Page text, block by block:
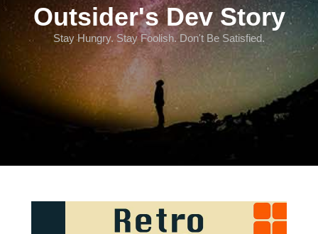
Outsider's Dev Story
Stay Hungry. Stay Foolish. Don't Be Satisfied.